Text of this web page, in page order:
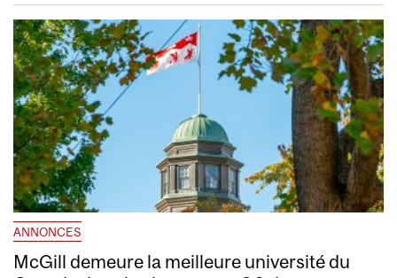
ANNONCES
McGill demeure la meilleure université du